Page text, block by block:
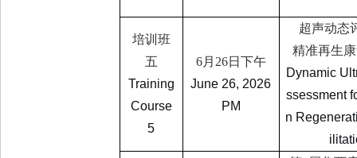
培训班
五
Training
Course
5
6月 26日下午
June 26, 2026
PM
超声动态
精准再生
Dynamic
ssessment
n